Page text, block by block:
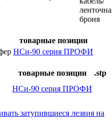
броня
товарные позиции
НСи-90 серия ПРОФИ
товарные позиции
.stp
НСи-90 серия ПРОФИ
затупившиеся лезвия на